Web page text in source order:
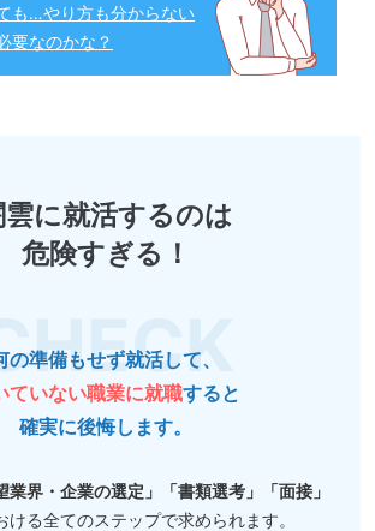
も…やり方も分からない
要なのかな？
雲に就活するのは
危険すぎる！
の準備もせず就活して、
ていない職業に就職すると
確実に後悔します。
業界・企業の選定」「書類選考」「面接」
ける全てのステップで求められます。